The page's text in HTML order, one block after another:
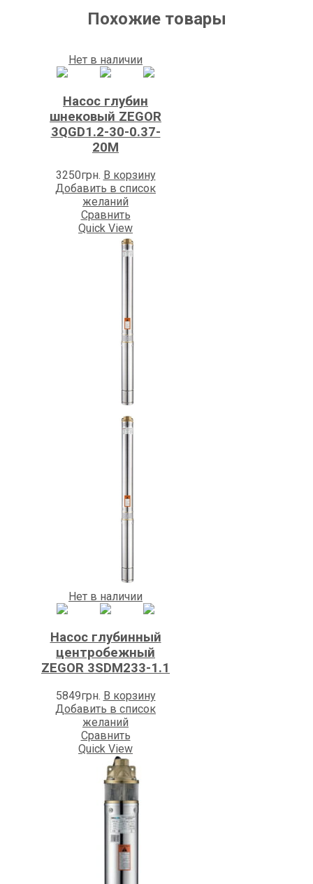
Похожие товары
Нет в наличии
Насос глубин
шнековый ZEGOR
3QGD1.2-30-0.37-
20M
3250грн. В корзину
Добавить в список
желаний
Сравнить
Quick View
Нет в наличии
Насос глубинный
центробежный
ZEGOR 3SDM233-1.1
5849грн. В корзину
Добавить в список
желаний
Сравнить
Quick View